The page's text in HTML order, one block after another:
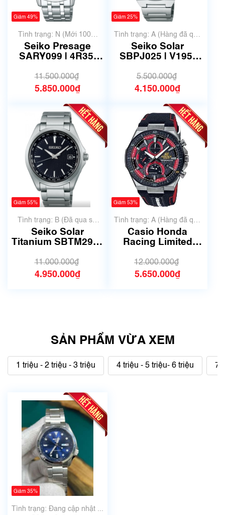
Giảm 49%
Tình trạng: N (Mới 100%
chưa qua sử dụng)
Seiko Presage
SARY099 | 4R35-
| Mã số 6525
11.500.000₫
5.850.000₫
Giảm 25%
Tình trạng: A (Hàng đã qua
sử dụng nhưng rất đẹp,
không có xước)
Seiko Solar
SBPJ025 | V195-
Mã số 6521
5.500.000₫
4.150.000₫
Giảm 55%
Tình trạng: B (Đã qua sử
dụng, hàng đẹp, có chút
xước dăm)
Seiko Solar
Titanium SBTM291 |
số 6279
11.000.000₫
4.950.000₫
Giảm 53%
Tình trạng: A (Hàng đã qua
sử dụng nhưng rất đẹp,
không có xước)
Casio Honda
Racing Limited
560HR-1AJF | Size
42mm | 5741B
12.000.000₫
5.650.000₫
SẢN PHẨM VỪA XEM
1 triệu - 2 triệu - 3 triệu 4 triệu - 5 triệu- 6 triệu 7
Giảm 35%
Tình trạng: Đang cập nhật ...